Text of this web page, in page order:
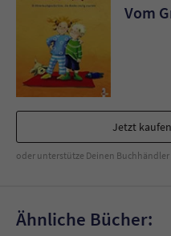
Vom
Jetzt
oder unterstütze Deinen Buchhändler
Ähnliche Bücher: